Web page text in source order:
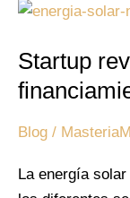
Startup
Blog / MasteriaM
La energía
Startup
el
financiamiento
la
solar